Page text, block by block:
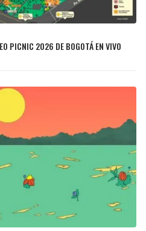
PICNIC 2026 DE BOGOTÁ EN VIVO